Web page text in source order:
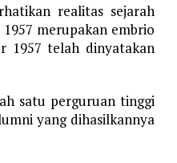
realitas sejarah
merupakan embrio
1957 telah dinyatakan
satu perguruan tinggi
yang dihasilkannya